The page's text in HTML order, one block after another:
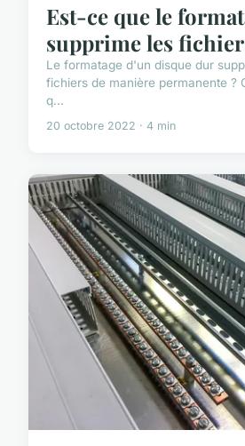
Est-ce que le
supprime les
Le formatage d'un disque dur
fichiers de manière permanente ?
q...
20 octobre 2022 · 4 min